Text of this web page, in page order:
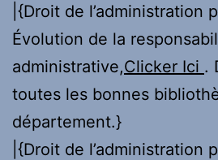
|{Droit de l’administration
Évolution de la
administrative,Clicker Ici .
toutes les bonnes
département.}
|{Droit de l’administration